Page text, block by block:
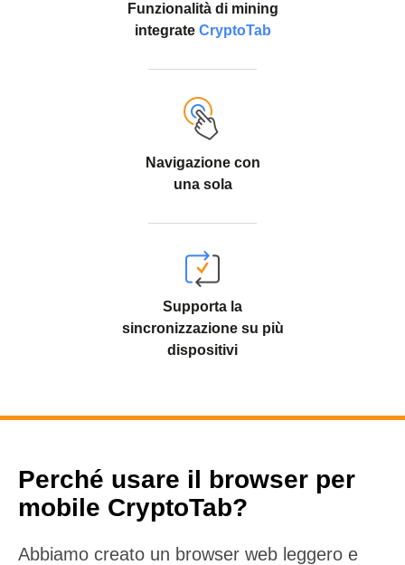
Funzionalità di mining
integrate CryptoTab
Navigazione con
una sola
Supporta la
sincronizzazione su più
dispositivi
Perché usare il browser per
mobile CryptoTab?
Abbiamo creato un browser web leggero e